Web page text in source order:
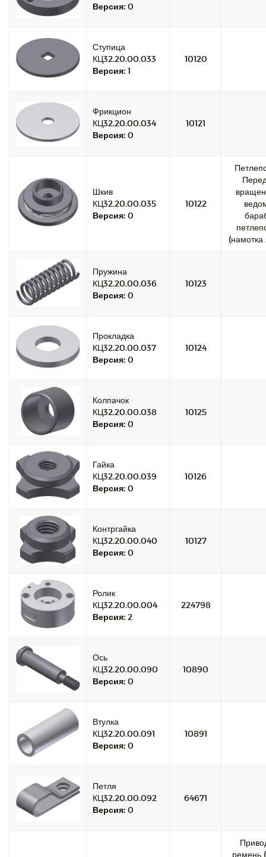
Версия: 0
Ступица
КЦ32.20.00.033
Версия: 1
10120
Фрикцион
КЦ32.20.00.034
Версия: 0
10121
Шкив
КЦ32.20.00.035
Версия: 0
10122
Пружина
КЦ32.20.00.036
Версия: 0
10123
Прокладка
КЦ32.20.00.037
Версия: 0
10124
Колпачок
КЦ32.20.00.038
Версия: 0
10125
Гайка
КЦ32.20.00.039
Версия: 0
10126
Контргайка
КЦ32.20.00.040
Версия: 0
10127
Ролик
КЦ32.20.00.004
Версия: 2
224798
Ось
КЦ32.20.00.090
Версия: 0
10890
Втулка
КЦ32.20.00.091
Версия: 0
10891
Петля
КЦ32.20.00.092
Версия: 0
64671
ремень